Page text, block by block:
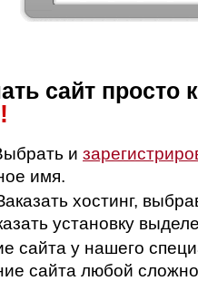
сайт просто
и
имя.
хостинг,
установку
сайта у нашего
сайта любой